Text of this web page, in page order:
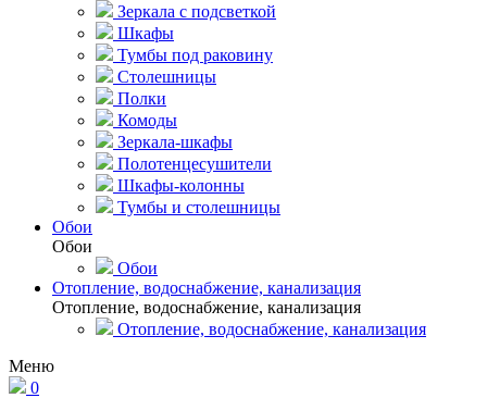
Зеркала с подсветкой
Шкафы
Тумбы под раковину
Столешницы
Полки
Комоды
Зеркала-шкафы
Полотенцесушители
Шкафы-колонны
Тумбы и столешницы
Обои
Обои
Обои
Отопление, водоснабжение, канализация
Отопление, водоснабжение, канализация
Отопление, водоснабжение, канализация
Меню
0